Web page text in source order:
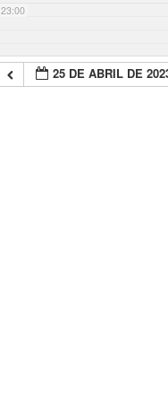
23:00
25 DE ABRIL DE